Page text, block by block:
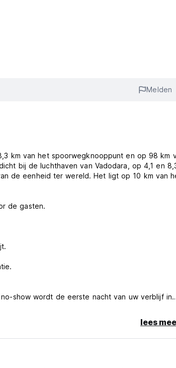
Melden
km van het spoorwegknooppunt en op 98 km
bij de luchthaven van Vadodara, op 4,1 en
de eenheid ter wereld. Het ligt op 10 km van
de gasten.
show wordt de eerste nacht van uw verblijf in
lees